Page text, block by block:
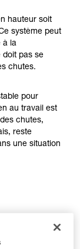
les
pour
une
à refaire
avant
d’autres
hauteur soit
système peut
à la
doit pas se
chutes.
pour
au travail est
chutes,
reste
une situation